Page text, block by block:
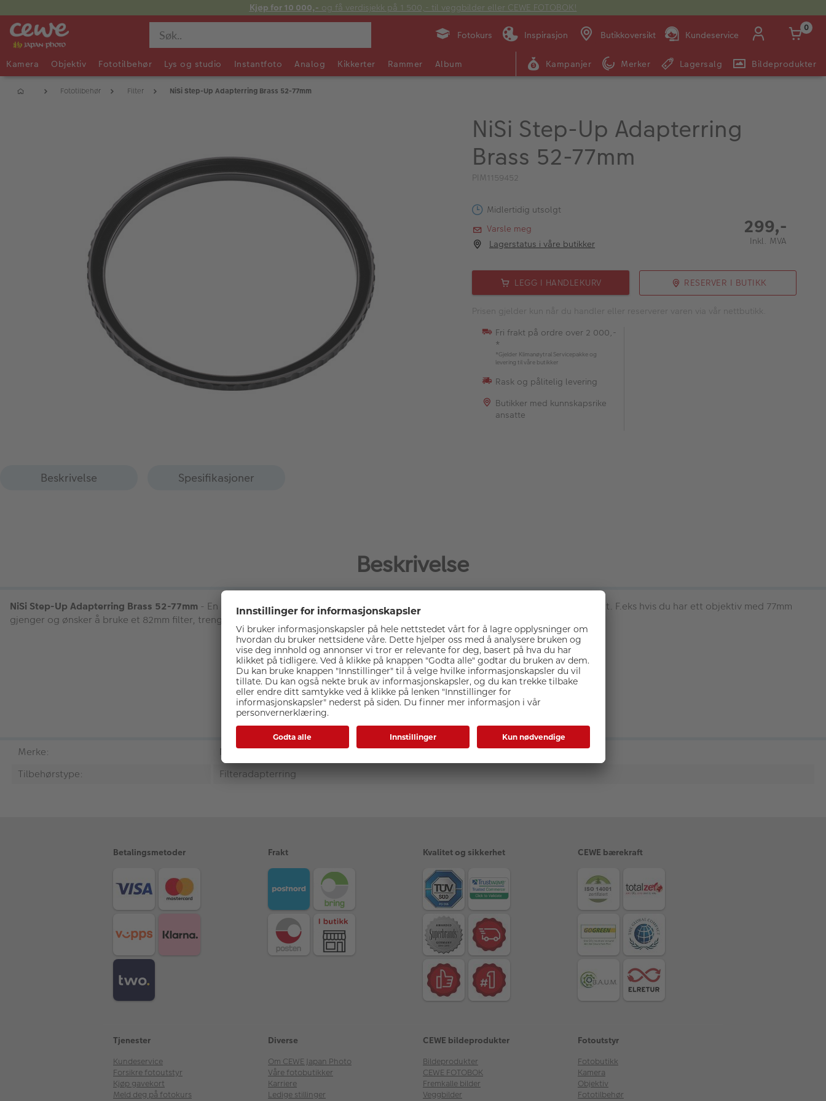
Kjøp for 10 000,- og få verdisjekk på 1 500,- til veggbilder eller CEWE FOTOBOK!
Fotokurs Inspirasjon Butikkoversikt Kundeservice
Man -
09:00 -
14:00 -
0
Kamera Objektiv Fototilbehør Lys og studio Instantfoto Analog Kikkerter Rammer Album Kampanjer Merker Lagersalg Bildeprodukter
Fototilbehør Filter NiSi Step-Up Adapterring Brass 52-77mm
NiSi Step-Up Adapterring
Brass 52-77mm
PIM1159452
Midlertidig utsolgt
Varsle meg
Lagerstatus i våre butikker
299,-
Inkl. MVA
LEGG I HANDLEKURV RESERVER I BUTIKK
Prisen gjelder kun når du handler eller reserverer varen via vår nettbutikk.
Fri frakt på ordre over 2 000,-
*
*Gjelder Klimanøytral Servicepakke og
levering til våre butikker
Rask og pålitelig levering
Butikker med kunnskapsrike
ansatte
Beskrivelse Spesifikasjoner
Beskrivelse
NiSi Step-Up Adapterring Brass 52-77mm - En step-up ring lar deg montere et filter som har gjenger som er større enn objektivet ditt. F.eks hvis du har ett objektiv med 77mm
gjenger og ønsker å bruke et 82mm filter, trenger du en NiSi Step-Up Adapterring Brass 77-82mm.
Spesifikasjoner
Merke:
NiSi
Tilbehørstype:
Filteradapterring
Betalingsmetoder Frakt Kvalitet og sikkerhet CEWE bærekraft
Tjenester
Kundeservice
Forsikre fotoutstyr
Kjøp gavekort
Meld deg på fotokurs
Diverse
Om CEWE Japan Photo
Våre fotobutikker
Karriere
Ledige stillinger
CEWE bildeprodukter
Bildeprodukter
CEWE FOTOBOK
Fremkalle bilder
Veggbilder
Fotoutstyr
Fotobutikk
Kamera
Objektiv
Fototilbehør